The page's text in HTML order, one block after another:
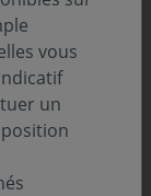
de notre
5 août 2024
vous
un